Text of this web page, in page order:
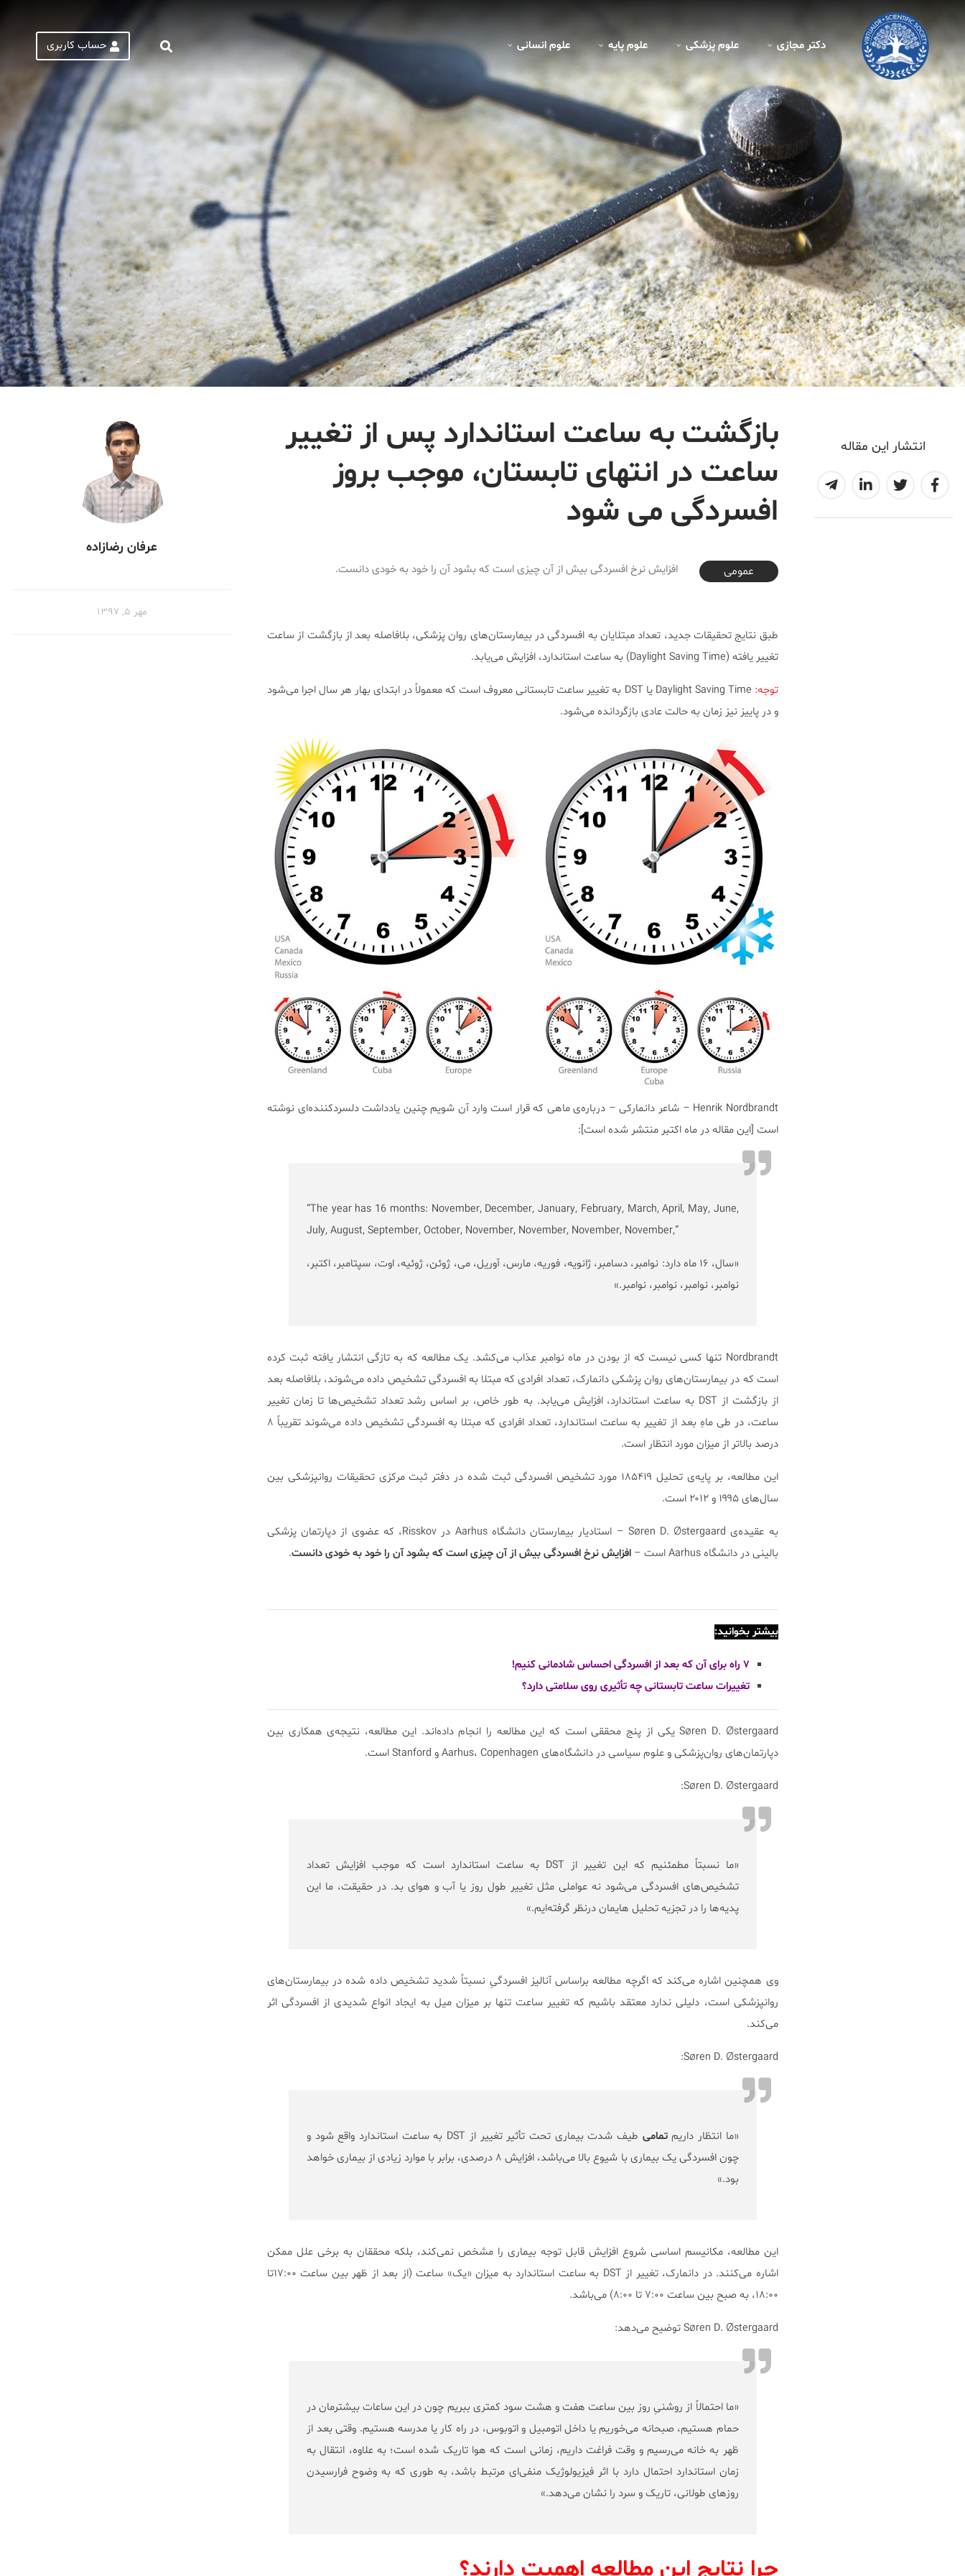
دکتر مجازی علوم پزشکی علوم پايه علوم انسانی حساب کاربری
انتشار این مقاله
بازگشت به ساعت استاندارد پس از تغییر
ساعت در انتهای تابستان، موجب بروز
افسردگی می شود
2018-09-27T16:00:13+03:30
عمومی افزایش نرخ افسردگی بیش از آن چیزی است که بشود آن را خود به خودی دانست.
طبق نتایج تحقیقات جدید، تعداد مبتلایان به افسردگی در بیمارستان‌های روان پزشکی، بلافاصله بعد از بازگشت از ساعت
تغییر یافته (Daylight Saving Time) به ساعت استاندارد، افزایش می‌یابد.
توجه:
Daylight Saving Time یا DST به تغییر ساعت تابستانی معروف است که معمولاً در ابتدای بهار هر سال اجرا می‌شود
و در پاییز نیز زمان به حالت عادی بازگردانده می‌شود.
Henrik Nordbrandt – شاعر دانمارکی – درباره‌ی ماهی که قرار است وارد آن شویم چنین یادداشت دلسردکننده‌ای نوشته‌
است [این مقاله در ماه اکتبر منتشر شده است]:
“The year has 16 months: November, December, January, February, March, April, May, June,
July, August, September, October, November, November, November, November,”
«سال، ۱۶ ماه دارد: نوامبر، دسامبر، ژانویه، فوریه، مارس، آوریل، می، ژوئن، ژوئیه، اوت، سپتامبر، اکتبر،
نوامبر، نوامبر، نوامبر، نوامبر.»
Nordbrandt تنها کسی نیست که از بودن در ماه نوامبر عذاب می‌کشد. یک مطالعه که به تازگی انتشار یافته ثبت کرده
است که در بیمارستان‌های روان پزشکی دانمارک، تعداد افرادی که مبتلا به افسردگی تشخیص داده می‌شوند، بلافاصله بعد
از بازگشت از DST به ساعت استاندارد، افزایش می‌یابد. به طور خاص، بر اساس رشد تعداد تشخیص‌ها تا زمان تغییر
ساعت، در طی ماهِ بعد از تغییر به ساعت استاندارد، تعداد افرادی که مبتلا به افسردگی تشخیص داده می‌شوند تقریباً ۸
درصد بالاتر از میزان مورد انتظار است.
این مطالعه، بر پایه‌ی تحلیل ۱۸۵۴۱۹ مورد تشخیص افسردگی ثبت شده در دفتر ثبت مرکزی تحقیقات روانپزشکی بین
سال‌های ۱۹۹۵ و ۲۰۱۲ است.
به عقیده‌ی Søren D. Østergaard – استادیار بیمارستان دانشگاه Aarhus در Risskov، که عضوی از دپارتمان پزشکی
بالینی در دانشگاه Aarhus است –
افزایش نرخ افسردگی بیش از آن چیزی است که بشود آن را خود به خودی دانست.
بیشتر بخوانید:
۷ راه برای آن که بعد از افسردگی احساس شادمانی کنیم!
تغییرات ساعت تابستانی چه تأثیری روی سلامتی دارد؟
Søren D. Østergaard یکی از پنج محققی است که این مطالعه را انجام داده‌اند. این مطالعه، نتیجه‌ی همکاری بین
دپارتمان‌های روان‌پزشکی و علوم سیاسی در دانشگاه‌های Aarhus، Copenhagen و Stanford است.
Søren D. Østergaard:
«ما نسبتاً مطمئنیم که این تغییر از DST به ساعت استاندارد است که موجب افزایش تعداد
تشخیص‌های افسردگی می‌شود نه عواملی مثل تغییر طول روز یا آب و هوای بد. در حقیقت، ما این
پدیه‌ها را در تجزیه تحلیل هایمان درنظر گرفته‌ایم.»
وی همچنین اشاره می‌کند که اگرچه مطالعه براساس آنالیز افسردگیِ نسبتاً شدید تشخیص داده شده در بیمارستان‌های
روانپزشکی است، دلیلی ندارد معتقد باشیم که تغییر ساعت تنها بر میزان میل به ایجاد انواع شدیدی از افسردگی اثر
می‌کند.
Søren D. Østergaard:
«ما انتظار داریمتمامی
طیف شدت بیماری تحت تأثیر تغییر از DST به ساعت استاندارد واقع شود و
چون افسردگی یک بیماری با شیوع بالا می‌باشد، افزایش ۸ درصدی، برابر با موارد زیادی از بیماری خواهد
بود.»
این مطالعه، مکانیسم اساسی شروع افزایش قابل توجه بیماری را مشخص نمی‌کند، بلکه محققان به برخی علل ممکن
اشاره می‌کنند. در دانمارک، تغییر از DST به ساعت استاندارد به میزان «یک» ساعت (از بعد از ظهر بین ساعت ۱۷:۰۰تا
۱۸:۰۰، به صبح بین ساعت ۷:۰۰ تا ۸:۰۰) می‌باشد.
Søren D. Østergaard توضیح می‌دهد:
«ما احتمالاً از روشنیِ روز بین ساعت هفت و هشت سود کمتری ببریم چون در این ساعات بیشترمان در
حمام هستیم، صبحانه می‌خوریم یا داخل اتومبیل و اتوبوس، در راه کار یا مدرسه هستیم. وقتی بعد از
ظهر به خانه می‌رسیم و وقت فراغت داریم، زمانی است که هوا تاریک شده است؛ به علاوه، انتقال به
زمان استاندارد احتمال دارد با اثر فیزیولوژیک منفی‌ای مرتبط باشد، به طوری که به وضوح فرارسیدن
روزهای طولانی، تاریک و سرد را نشان می‌دهد.»
عرفان رضازاده
مهر ۵, ۱۳۹۷